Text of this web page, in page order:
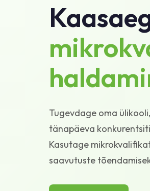
Tugevdage oma
tänapäeva
Kasutage
saavutuste